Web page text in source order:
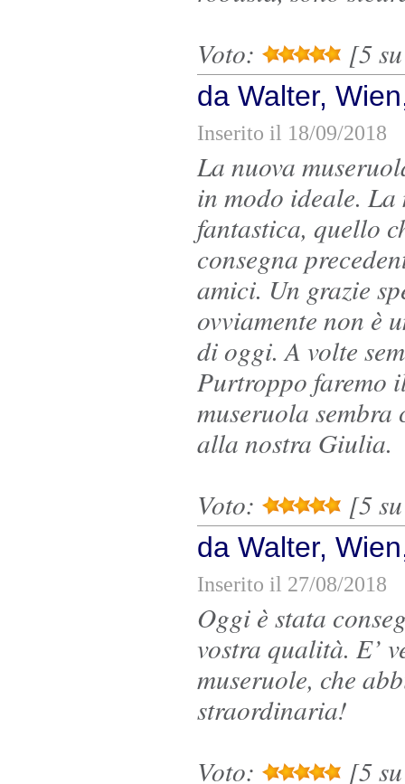
Voto:
[5
da Walter,
Inserito il 18/09/2018
La nuova
in modo ideale.
fantastica, quello
consegna
amici. Un grazie
ovviamente non è
di oggi. A volte
Purtroppo faremo
museruola
alla nostra Giulia.
Voto:
[5
da Walter,
Inserito il 27/08/2018
Oggi è stata
vostra qualità. E’
museruole, che
straordinaria!
Voto:
[5